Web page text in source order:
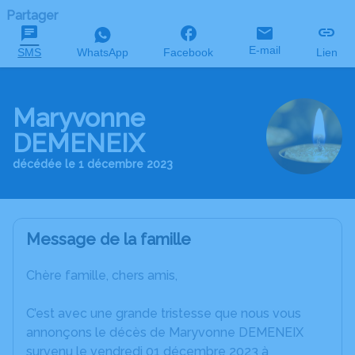
Partager
SMS WhatsApp Facebook E-mail Lien
Maryvonne
DEMENEIX
décédée le 1 décembre 2023
Message de la famille
Chère famille, chers amis,
C’est avec une grande tristesse que nous vous
annonçons le décès de Maryvonne DEMENEIX
survenu le vendredi 01 décembre 2023 à